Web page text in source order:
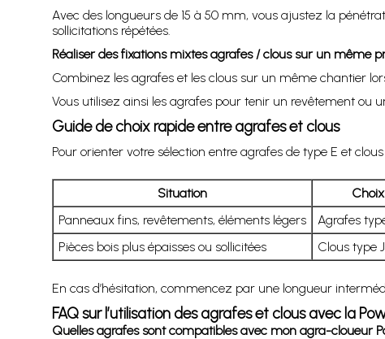
Avec des longueurs de 15 à 50 mm, vous ajustez la
sollicitations répétées.
Réaliser des fixations mixtes agrafes / clous sur un même
Combinez les agrafes et les clous sur un même chantier
Vous utilisez ainsi les agrafes pour tenir un revêtement ou
Guide de choix rapide entre agrafes et clous
Pour orienter votre sélection entre agrafes de type E et
Situation
Panneaux fins, revêtements, éléments légers
Agrafes
Pièces bois plus épaisses ou sollicitées
Clous type
En cas d’hésitation, commencez par une longueur
FAQ sur l’utilisation des agrafes et clous avec la
Quelles agrafes sont compatibles avec mon agra-cloueur